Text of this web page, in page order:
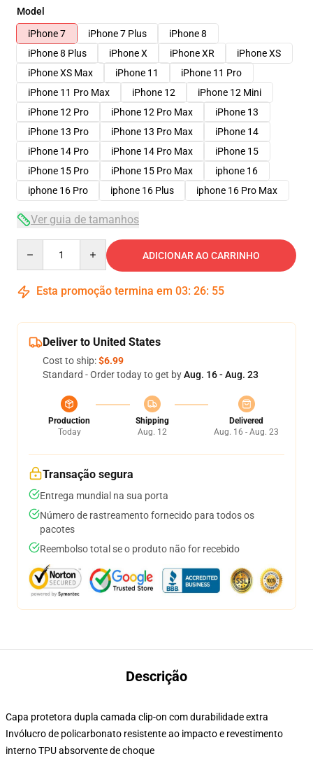
Model
iPhone 7
iPhone 7 Plus
iPhone 8
iPhone 8 Plus
iPhone X iPhone XR
iPhone XS
iPhone XS Max
iPhone 11
iPhone 11 Pro
iPhone 11 Pro Max
iPhone 12
iPhone 12 Mini
iPhone 12 Pro
iPhone 12 Pro Max
iPhone 13
iPhone 13 Pro
iPhone 13 Pro Max
iPhone 14
iPhone 14 Pro
iPhone 14 Pro Max
iPhone 15
iPhone 15 Pro
iPhone 15 Pro Max
iphone 16
iphone 16 Pro
iphone 16 Plus iphone 16 Pro Max
Ver guia de tamanhos
ADICIONAR AO CARRINHO
Esta promoção termina em 03: 26: 54
Deliver to United States
Cost to ship:$6.99
Standard - Order today to get byAug. 16 - Aug. 23
Production
Today
Shipping
Aug. 12
Delivered
Aug. 16 - Aug. 23
Transação segura
Entrega mundial na sua porta
Número de rastreamento fornecido para todos os
pacotes
Reembolso total se o produto não for recebido
Descrição
Capa protetora dupla camada clip-on com durabilidade extra
Invólucro de policarbonato resistente ao impacto e revestimento
interno TPU absorvente de choque